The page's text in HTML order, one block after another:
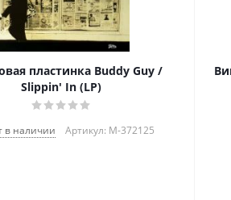
пластинка Buddy Guy /
Slippin' In (LP)
в наличии Артикул: M-372125